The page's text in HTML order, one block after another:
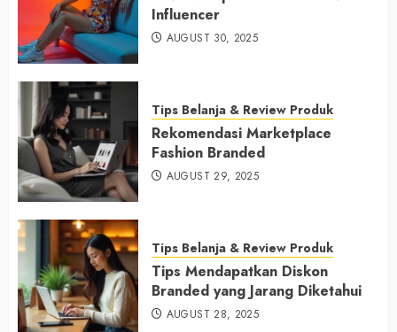
Influencer
AUGUST 30, 2025
Tips Belanja & Review Produk
Rekomendasi Marketplace
Fashion Branded
AUGUST 29, 2025
Tips Belanja & Review Produk
Tips Mendapatkan Diskon
Branded yang Jarang Diketahui
AUGUST 28, 2025